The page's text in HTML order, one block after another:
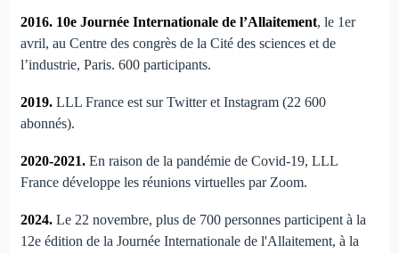
2016. 10e Journée Internationale de l’Allaitement, le 1er
avril, au Centre des congrès de la Cité des sciences et de
l’industrie, Paris. 600 participants.
2019.LLL France est sur Twitter et Instagram (22 600
abonnés).
2020-2021.En raison de la pandémie de Covid-19, LLL
France développe les réunions virtuelles par Zoom.
2024.Le 22 novembre, plus de 700 personnes participent à la
12e édition de la Journée Internationale de l'Allaitement, à la